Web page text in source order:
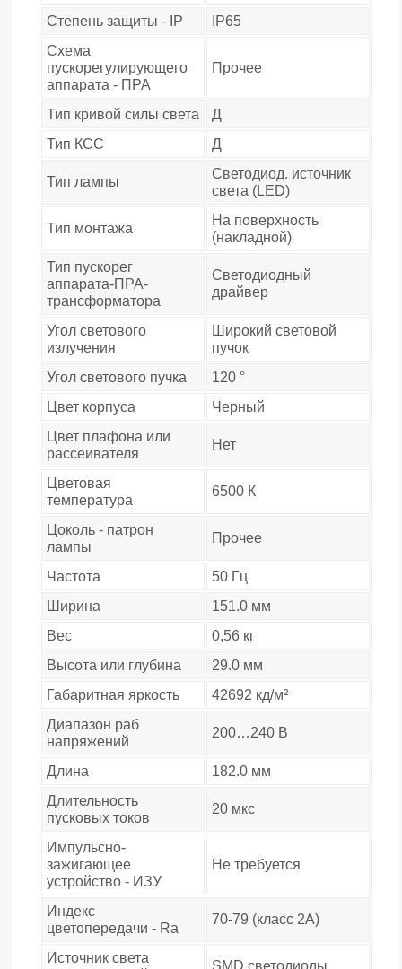
Степень защиты - IP
IP65
Схема
пускорегулирующего
аппарата - ПРА
Прочее
Тип кривой силы света
Д
Тип КСС
Д
Тип лампы
Светодиод. источник
света (LED)
Тип монтажа
На поверхность
(накладной)
Тип пускорег
аппарата-ПРА-
трансформатора
Светодиодный
драйвер
Угол светового
излучения
Широкий световой
пучок
Угол светового пучка
120 °
Цвет корпуса
Черный
Цвет плафона или
рассеивателя
Нет
Цветовая
температура
6500 К
Цоколь - патрон
лампы
Прочее
Частота
50 Гц
Ширина
151.0 мм
Вес
0,56 кг
Высота или глубина
29.0 мм
Габаритная яркость
42692 кд/м²
Диапазон раб
напряжений
200…240 В
Длина
182.0 мм
Длительность
пусковых токов
20 мкс
Импульсно-
зажигающее
устройство - ИЗУ
Не требуется
Индекс
цветопередачи - Ra
70-79 (класс 2A)
Источник света
SMD светодиоды